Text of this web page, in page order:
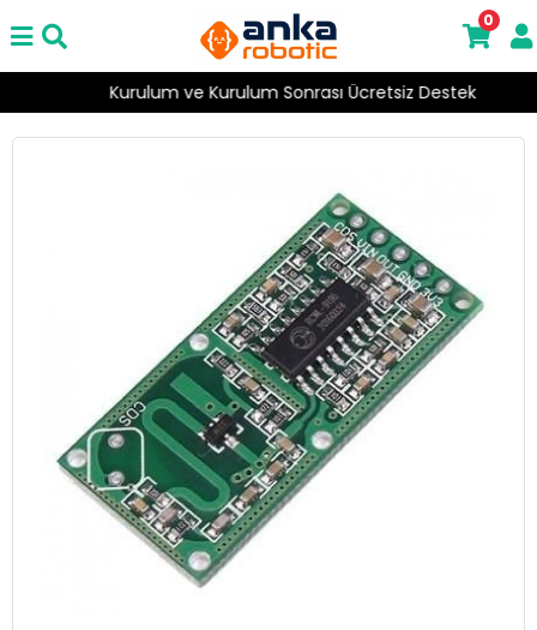
Kurulum ve Kurulum Sonrası Ücretsiz Destek
0